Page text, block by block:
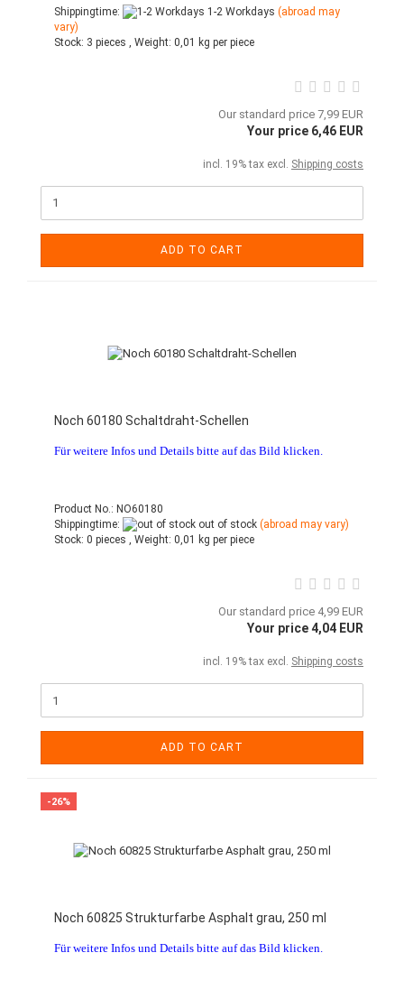
Shippingtime:
1-2 Workdays (abroad may
vary)
Stock: 3 pieces , Weight: 0,01 kg per piece
Our standard price 7,99 EUR
Your price 6,46 EUR
incl. 19% tax excl. Shipping costs
ADD TO CART
Noch 60180 Schaltdraht-Schellen
Für weitere Infos und Details bitte auf das Bild klicken.
Product No.: NO60180
Shippingtime:
out of stock (abroad may vary)
Stock: 0 pieces , Weight: 0,01 kg per piece
Our standard price 4,99 EUR
Your price 4,04 EUR
incl. 19% tax excl. Shipping costs
ADD TO CART
-26%
Noch 60825 Strukturfarbe Asphalt grau, 250 ml
Für weitere Infos und Details bitte auf das Bild klicken.